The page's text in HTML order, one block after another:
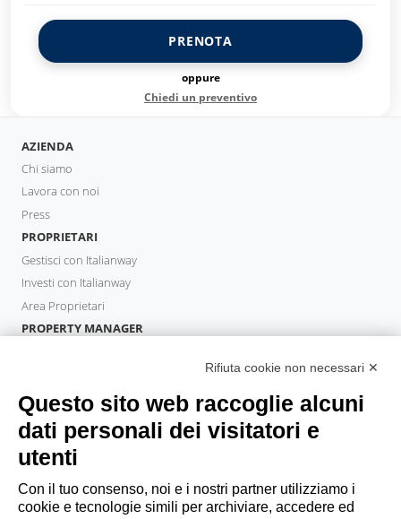
PRENOTA
oppure
Chiedi un preventivo
AZIENDA
Chi siamo
Lavora con noi
Press
PROPRIETARI
Gestisci con Italianway
Investi con Italianway
Area Proprietari
PROPERTY MANAGER
OSPITI
Prenota un soggiorno
Soggiorni lunghi
Esperienze per gli ospiti
Sconti per gli ospiti
Convenzioni per Aziende
Rifiuta cookie non necessari ✕
Questo sito web raccoglie alcuni
dati personali dei visitatori e
utenti
Con il tuo consenso, noi e i nostri partner utilizziamo i
cookie e tecnologie simili per archiviare, accedere ed